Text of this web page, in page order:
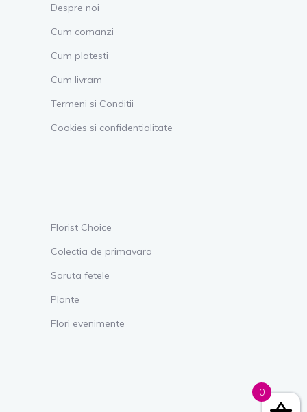
Despre noi
Cum comanzi
Cum platesti
Cum livram
Termeni si Conditii
Cookies si confidentialitate
Florist Choice
Colectia de primavara
Saruta fetele
Plante
Flori evenimente
0